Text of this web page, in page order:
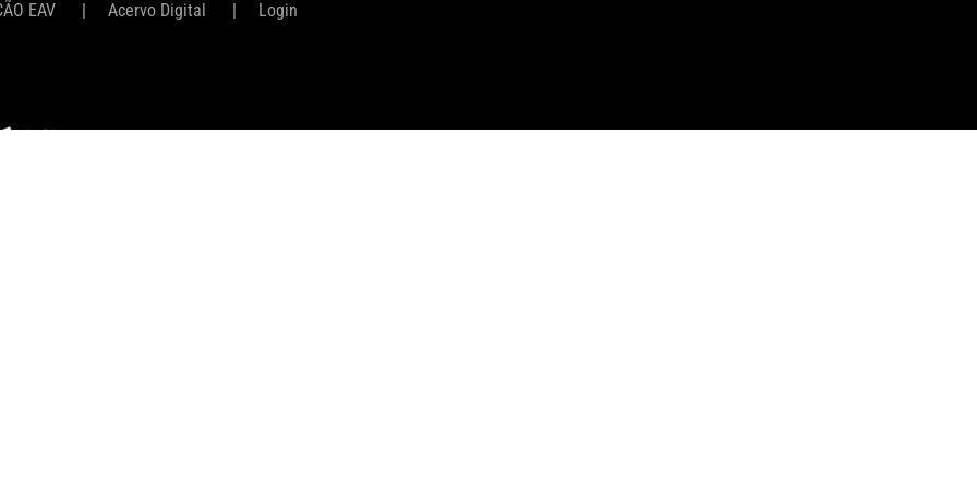
EAV Acervo Digital Login